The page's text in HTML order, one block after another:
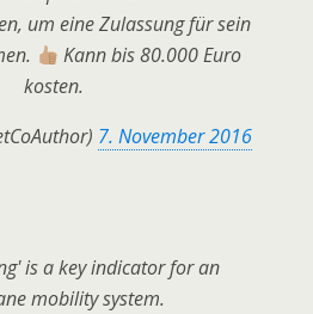
um eine Zulassung für sein
Kann bis 80.000 Euro
kosten.
7. November 2016
is a key indicator for an
mobility system.